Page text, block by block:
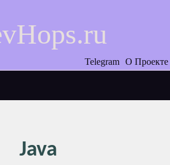
Telegram О Проекте
Java